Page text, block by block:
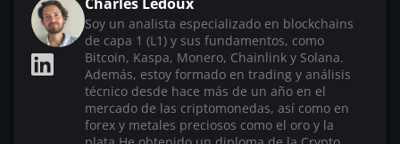
Soy un analista especializado en blockchains
de capa 1 (L1) y sus fundamentos, como
Bitcoin, Kaspa, Monero, Chainlink y Solana.
Además, estoy formado en trading y análisis
técnico desde hace más de un año en el
mercado de las criptomonedas, así como en
forex y metales preciosos como el oro y la